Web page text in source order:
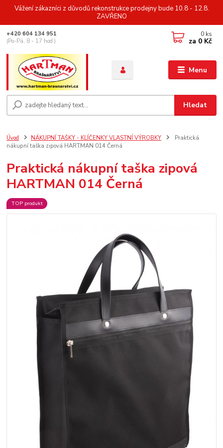
Vážení zákazníci z důvodů rekonstrukce prodejny bude 10.8 - 12.8.
ZAVŘENO
Menu
Hledat
+420 604 134 951
(Po-Pá, 8 - 17 hod.)
0 ks
za 0 Kč
Úvod NÁKUPNÍ TAŠKY - KLÍČENKY VLASTNÍ VÝROBKY
Praktická
nákupní taška zipová HARTMAN 014 Černá
Praktická nákupní taška zipová
HARTMAN 014 Černá
TOP produkt